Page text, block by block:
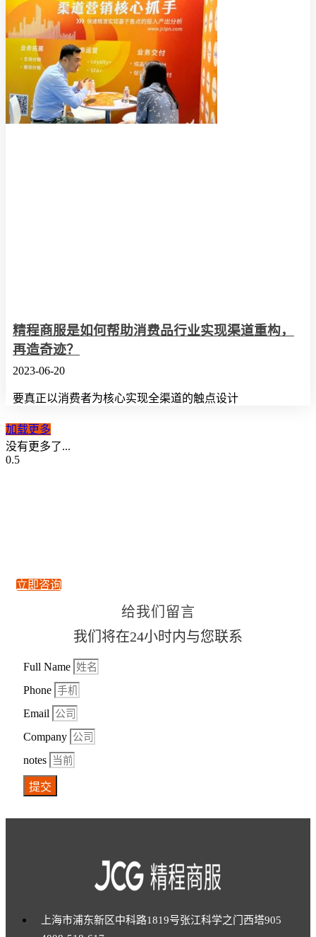
精程商服是如何帮助消费品行业实现渠道重构，
再造奇迹？
2023-06-20
要真正以消费者为核心实现全渠道的触点设计
加载更多
没有更多了...
立即咨询
给我们留言
我们将在24小时内与您联系
Full Name
Phone
Email
Company
notes
提交
上海市浦东新区中科路1819号张江科学之门西塔905